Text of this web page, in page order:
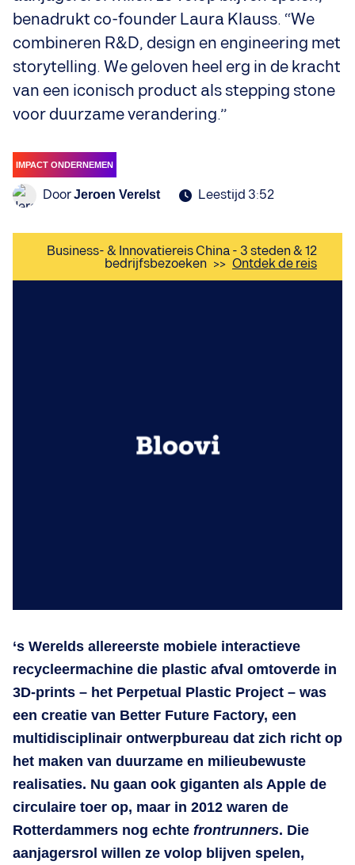
benadrukt co-founder Laura Klauss. “We
combineren R&D, design en engineering met
storytelling. We geloven heel erg in de kracht
van een iconisch product als stepping stone
voor duurzame verandering.”
IMPACT ONDERNEMEN
DoorJeroen Verelst Leestijd 3:52
Business- & Innovatiereis China - 3 steden & 12
bedrijfsbezoeken >> Ontdek de reis
‘s Werelds allereerste mobiele interactieve
recycleermachine die plastic afval omtoverde in
3D-prints – het Perpetual Plastic Project – was
een creatie van Better Future Factory, een
multidisciplinair ontwerpbureau dat zich richt op
het maken van duurzame en milieubewuste
realisaties. Nu gaan ook giganten als Apple de
circulaire toer op, maar in 2012 waren de
Rotterdammers nog echte frontrunners. Die
aanjagersrol willen ze volop blijven spelen,